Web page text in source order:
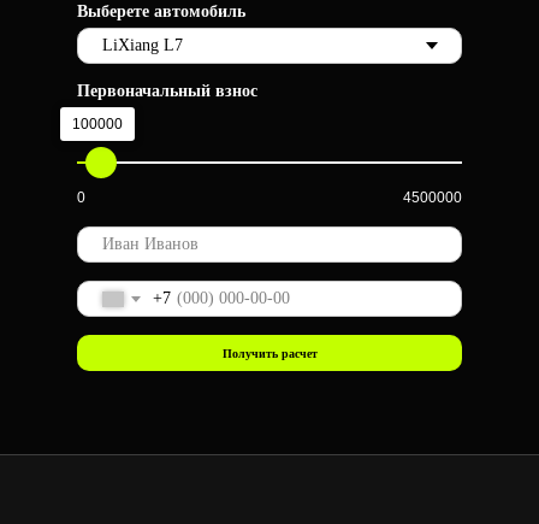
Выберете автомобиль
Первоначальный взнос
100000
0 4500000
+7
Получить расчет